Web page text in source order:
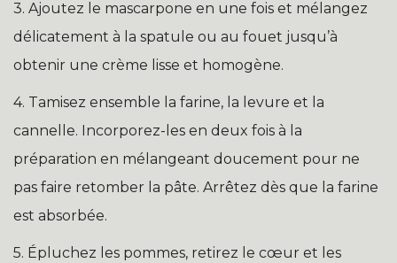
3. Ajoutez le mascarpone en une fois et mélangez
délicatement à la spatule ou au fouet jusqu’à
obtenir une crème lisse et homogène.
4. Tamisez ensemble la farine, la levure et la
cannelle. Incorporez-les en deux fois à la
préparation en mélangeant doucement pour ne
pas faire retomber la pâte. Arrêtez dès que la farine
est absorbée.
5. Épluchez les pommes, retirez le cœur et les